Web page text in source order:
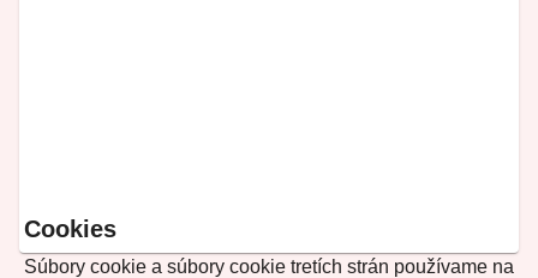
Cookies
Súbory cookie a súbory cookie tretích strán používame na